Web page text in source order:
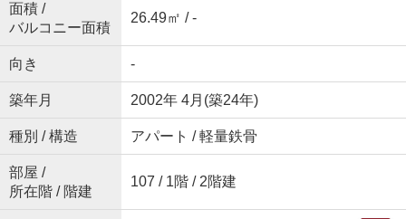
面積 /
バルコニー面積
26.49㎡ / -
向き -
築年月 2002年 4月(築24年)
種別 / 構造 アパート / 軽量鉄骨
部屋 /
所在階 / 階建
107 / 1階 / 2階建